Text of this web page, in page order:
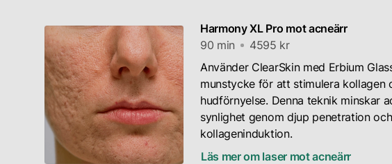
Harmony XL Pro mot acneärr
90 min
4595 kr
Använder ClearSkin med Erbium
munstycke för att stimulera kollagen
hudförnyelse. Denna teknik minskar
synlighet genom djup penetration och
kollageninduktion.
Läs mer om laser mot acneärr